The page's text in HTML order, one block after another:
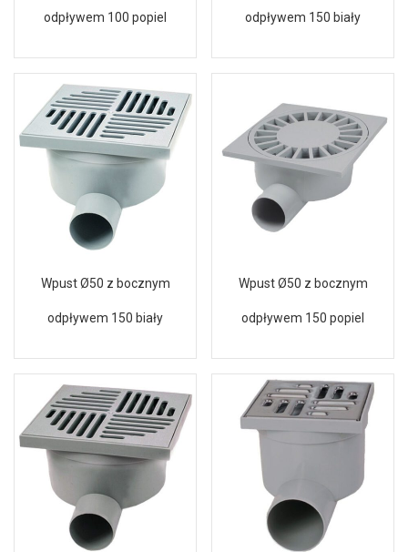
odpływem 100 popiel odpływem 150 biały
Wpust Ø50 z bocznym
odpływem 150 biały
Wpust Ø50 z bocznym
odpływem 150 popiel